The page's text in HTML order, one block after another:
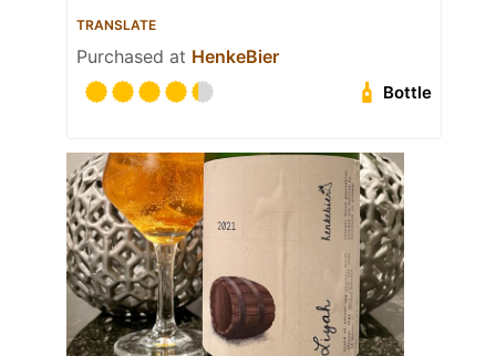
TRANSLATE
Purchased at HenkeBier
Bottle